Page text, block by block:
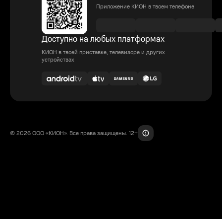
Приложение КИОН в твоем телефоне
Доступно на любых платформах
КИОН в твоей приставке, телевизоре и других
устройствах
© 2026 ООО «КИОН». Все права защищены. 12+